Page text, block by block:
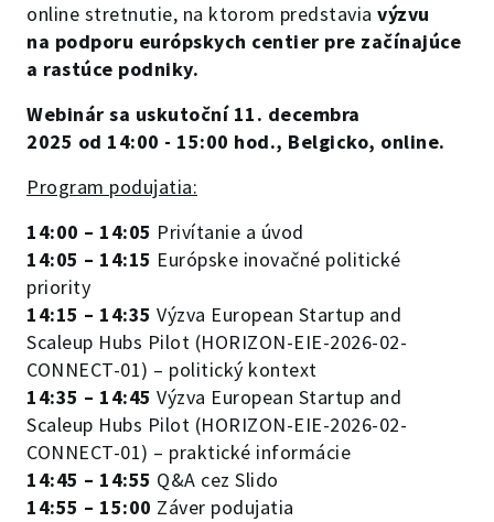
online stretnutie, na ktorom predstavia výzvu
na podporu európskych centier pre začínajúce
a rastúce podniky.
Webinár sa uskutoční 11. decembra
2025 od 14:00 - 15:00 hod., Belgicko, online.
Program podujatia:
14:00 – 14:05 Privítanie a úvod
14:05 – 14:15 Európske inovačné politické
priority
14:15 – 14:35 Výzva European Startup and
Scaleup Hubs Pilot (HORIZON-EIE-2026-02-
CONNECT-01) – politický kontext
14:35 – 14:45 Výzva European Startup and
Scaleup Hubs Pilot (HORIZON-EIE-2026-02-
CONNECT-01) – praktické informácie
14:45 – 14:55 Q&A cez Slido
14:55 – 15:00 Záver podujatia